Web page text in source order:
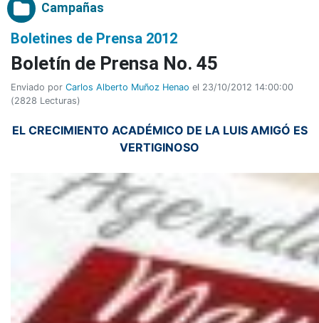
Campañas
Boletines de Prensa 2012
Boletí­n de Prensa No. 45
Enviado por Carlos Alberto Muñoz Henao el 23/10/2012 14:00:00
(2828 Lecturas)
EL CRECIMIENTO ACADÉMICO DE LA LUIS AMIGÓ ES
VERTIGINOSO